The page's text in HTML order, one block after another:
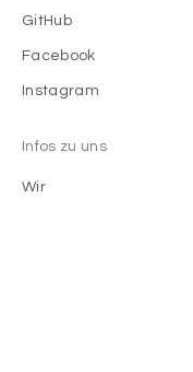
GitHub
Facebook
Instagram
Infos zu uns
Wir